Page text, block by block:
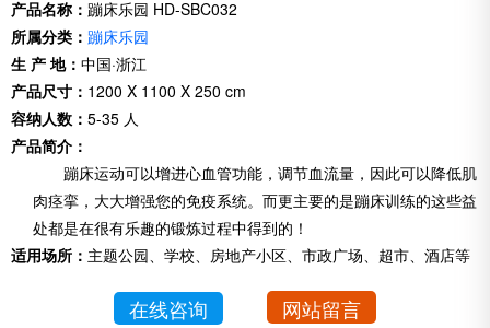
产品名称： 蹦床乐园 HD-SBC032
所属分类： 蹦床乐园
生 产 地： 中国·浙江
产品尺寸： 1200 X 1100 X 250 cm
容纳人数： 5-35 人
产品简介：
蹦床运动可以增进心血管功能，调节血流量，因此可以降低肌
肉痉挛，大大增强您的免疫系统。而更主要的是蹦床训练的这些益
处都是在很有乐趣的锻炼过程中得到的！
适用场所： 主题公园、学校、房地产小区、市政广场、超市、酒店等
在线咨询 网站留言